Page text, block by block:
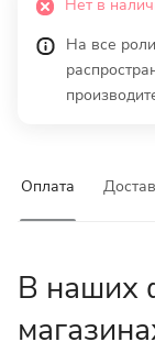
Нет в
На все
Оплата
В наших